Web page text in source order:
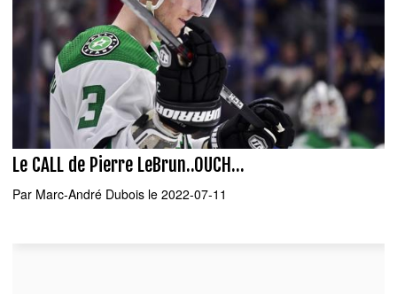
Le CALL de Pierre LeBrun..OUCH...
Par Marc-André Dubois le 2022-07-11